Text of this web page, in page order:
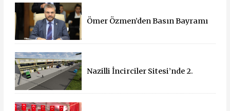
Ömer Özmen’den Basın Bayramı
Nazilli İncirciler Sitesi’nde 2.